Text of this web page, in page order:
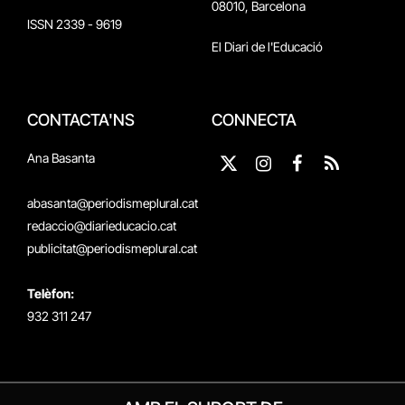
ISSN 2339 - 9619
08010, Barcelona
El Diari de l'Educació
CONTACTA'NS
Ana Basanta
abasanta@periodismeplural.cat
redaccio@diarieducacio.cat
publicitat@periodismeplural.cat
Telèfon:
932 311 247
CONNECTA
X
Instagram
Facebook
RSS